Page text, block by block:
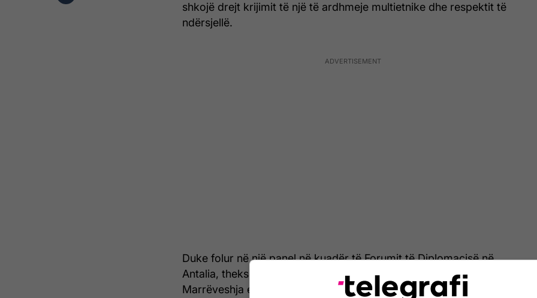
shkojë drejt krijimit të një të ardhmeje multietnike dhe respektit të
ndërsjellë.
Duke folur në një panel në kuadër të Forumit të Diplomacisë në
Antalia, theksoi se "shembull i mirë për dialogun Kosovë-Serbi është
Marrëveshja e së Premtes së Mirë (Marrëveshja e Belfastit), e cila i